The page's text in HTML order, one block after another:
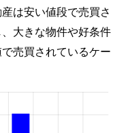
は安い値段で売買さ
大きな物件や好条件
売買されているケー